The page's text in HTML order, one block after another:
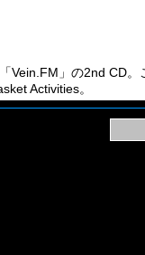
Vein.FM」の2nd CD
Activities。